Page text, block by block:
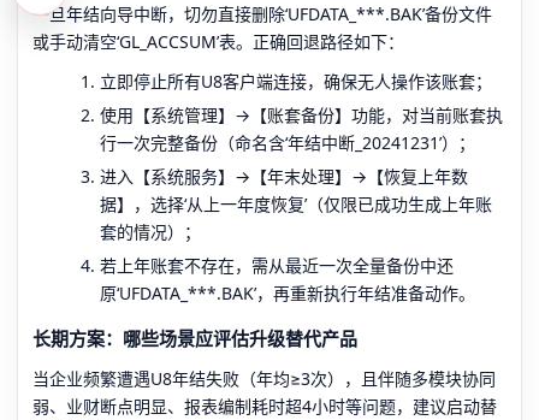
一旦年结向导中断，切勿直接删除‘UFDATA_***.BAK’备份文件
或手动清空‘GL_ACCSUM’表。正确回退路径如下：
立即停止所有U8客户端连接，确保无人操作该账套；
使用【系统管理】→【账套备份】功能，对当前账套执
行一次完整备份（命名含‘年结中断_20241231’）；
进入【系统服务】→【年末处理】→【恢复上年数
据】，选择‘从上一年度恢复’（仅限已成功生成上年账
套的情况）；
若上年账套不存在，需从最近一次全量备份中还
原‘UFDATA_***.BAK’，再重新执行年结准备动作。
长期方案：哪些场景应评估升级替代产品
当企业频繁遭遇U8年结失败（年均≥3次），且伴随多模块协同
弱、业财断点明显、报表编制耗时超4小时等问题，建议启动替